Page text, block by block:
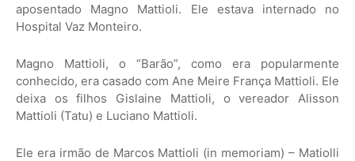
aposentado Magno Mattioli. Ele estava internado no
Hospital Vaz Monteiro.
Magno Mattioli, o “Barão”, como era popularmente
conhecido, era casado com Ane Meire França Mattioli. Ele
deixa os filhos Gislaine Mattioli, o vereador Alisson
Mattioli (Tatu) e Luciano Mattioli.
Ele era irmão de Marcos Mattioli (in memoriam) – Matiolli